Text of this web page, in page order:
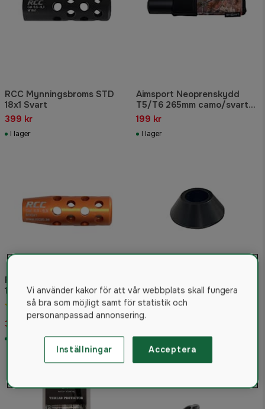
RCC Mynningsbroms STD
18x1 Svart
399 kr
I lager
Aimsport Neoprenskydd
T5/T6 265mm camo/svart
50-55mm
199 kr
I lager
RCC Mynningsbroms STD
15X1
5.0(2)
395 kr
RCC Konisk Pipbussning
Ø48-50mm Gänga 18,5mm
249 kr
I lager
Fynd!
Vi använder kakor för att vår webbplats skall fungera
så bra som möjligt samt för statistik och
personanpassad annonsering.
Inställningar Acceptera